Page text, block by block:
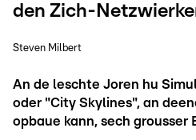
den Zich-
Steven Milbert
An de leschte Joren hu
oder "City Skylines", an
opbaue kann, sech